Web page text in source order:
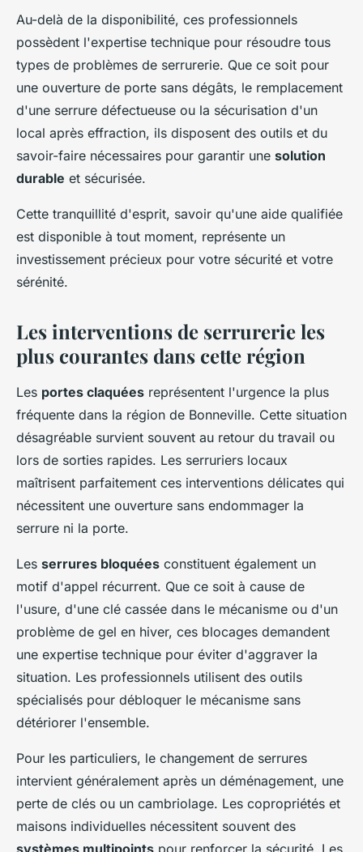
Au-delà de la disponibilité, ces professionnels
possèdent l'expertise technique pour résoudre tous
types de problèmes de serrurerie. Que ce soit pour
une ouverture de porte sans dégâts, le remplacement
d'une serrure défectueuse ou la sécurisation d'un
local après effraction, ils disposent des outils et du
savoir-faire nécessaires pour garantir une solution
durable et sécurisée.
Cette tranquillité d'esprit, savoir qu'une aide qualifiée
est disponible à tout moment, représente un
investissement précieux pour votre sécurité et votre
sérénité.
Les interventions de serrurerie les
plus courantes dans cette région
Les portes claquées représentent l'urgence la plus
fréquente dans la région de Bonneville. Cette situation
désagréable survient souvent au retour du travail ou
lors de sorties rapides. Les serruriers locaux
maîtrisent parfaitement ces interventions délicates qui
nécessitent une ouverture sans endommager la
serrure ni la porte.
Les serrures bloquées constituent également un
motif d'appel récurrent. Que ce soit à cause de
l'usure, d'une clé cassée dans le mécanisme ou d'un
problème de gel en hiver, ces blocages demandent
une expertise technique pour éviter d'aggraver la
situation. Les professionnels utilisent des outils
spécialisés pour débloquer le mécanisme sans
détériorer l'ensemble.
Pour les particuliers, le changement de serrures
intervient généralement après un déménagement, une
perte de clés ou un cambriolage. Les copropriétés et
maisons individuelles nécessitent souvent des